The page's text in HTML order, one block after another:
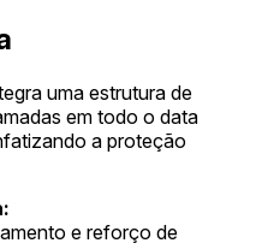
uma estrutura de
em todo o data
a proteção
e reforço de